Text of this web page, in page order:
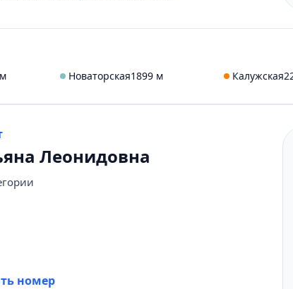
Новаторская1899 м Калужская
Леонидовна
47номер